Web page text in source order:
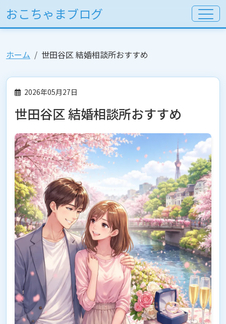
おこちゃまブログ
ホーム 世田谷区 結婚相談所おすすめ
2026年05月27日
世田谷区 結婚相談所おすすめ